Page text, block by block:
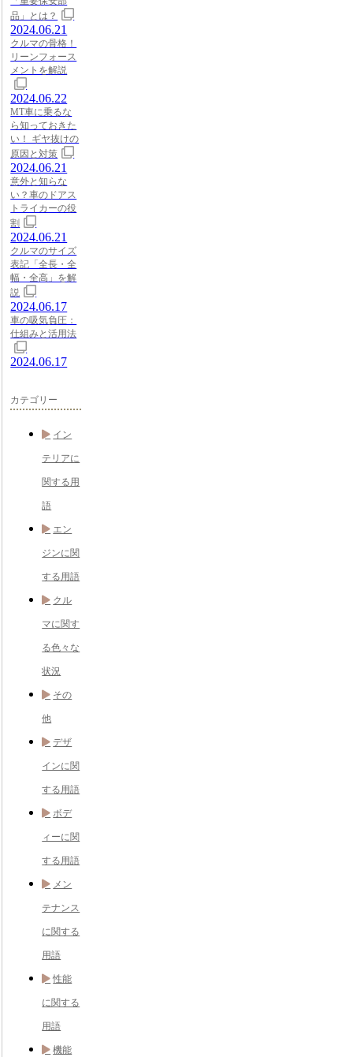
品」とは？
2024.06.21
クルマの骨格！
リーンフォース
メントを解説
2024.06.22
MT車に乗るな
ら知っておきた
い！ ギヤ抜けの
原因と対策
2024.06.21
意外と知らな
い？車のドアス
トライカーの役
割
2024.06.21
クルマのサイズ
表記「全長・全
幅・全高」を解
説
2024.06.17
車の吸気負圧：
仕組みと活用法
2024.06.17
カテゴリー
イン
テリアに
関する用
語
エン
ジンに関
する用語
クル
マに関す
る色々な
状況
その
他
デザ
インに関
する用語
ボデ
ィーに関
する用語
メン
テナンス
に関する
用語
性能
に関する
用語
機能